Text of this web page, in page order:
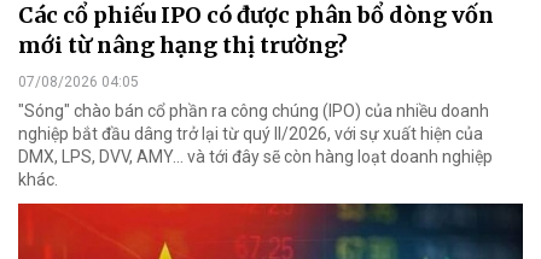
Các cổ phiếu IPO có được phân bổ dòng vốn
mới từ nâng hạng thị trường?
07/08/2026 04:05
"Sóng" chào bán cổ phần ra công chúng (IPO) của nhiều doanh
nghiệp bắt đầu dâng trở lại từ quý II/2026, với sự xuất hiện của
DMX, LPS, DVV, AMY... và tới đây sẽ còn hàng loạt doanh nghiệp
khác.